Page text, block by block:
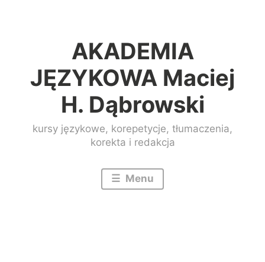
AKADEMIA
JĘZYKOWA Maciej
H. Dąbrowski
kursy językowe, korepetycje, tłumaczenia,
korekta i redakcja
Menu